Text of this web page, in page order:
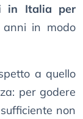
in Italia per
in modo
a quello
per godere
non